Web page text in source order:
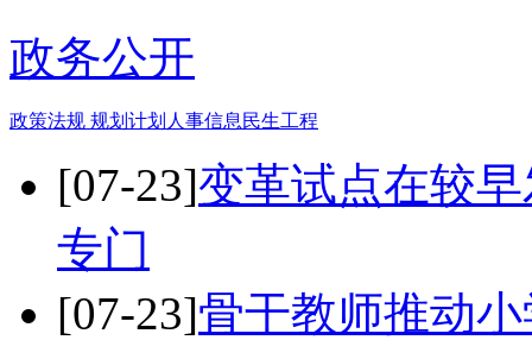
政务公开
政策法规 规划计划 人事信息 民生工程
[07-23]变革试点在较
专门
[07-23]骨干教师推动